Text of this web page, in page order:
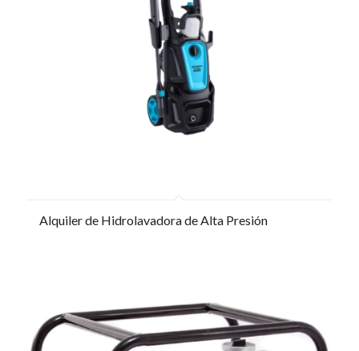
Alquiler de Hidrolavadora de Alta Presión